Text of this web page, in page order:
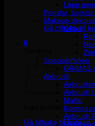
Inga produkter
Gå tillbaka till
0
Inga produkter i
Gå tillbaka till butiken
Läpp
Penslar,
Makeup
Glitter
Specialeffekter
GRIMAS
Airbrush
Airbrush
Mallar
Airbrush